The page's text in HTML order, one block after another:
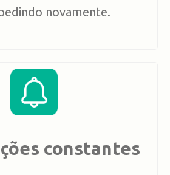
novamente.
constantes